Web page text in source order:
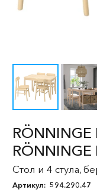
Стол и 4 стула,
Артикул: 594.290.47